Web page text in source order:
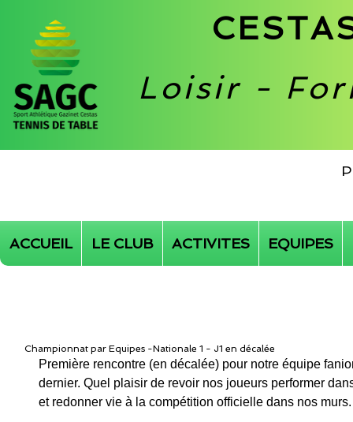
Loisir -
ACCUEIL LE CLUB ACTIVITES EQUIPES
Championnat par Equipes -Nationale 1 - J1 en décalée
Première rencontre (en décalée) pour notre équipe
dernier. Quel plaisir de revoir nos joueurs performer
et redonner vie à la compétition officielle dans nos murs.